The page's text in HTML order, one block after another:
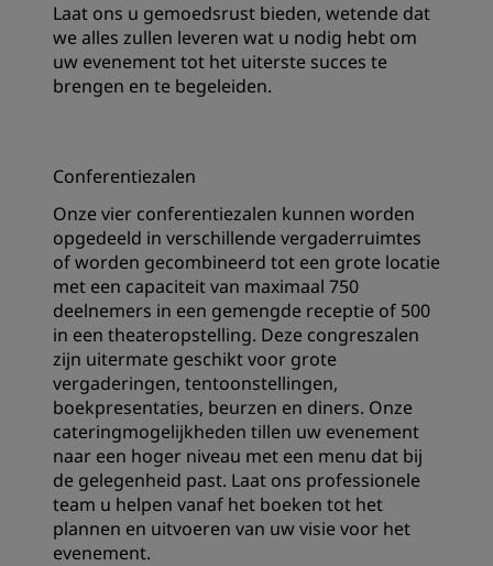
Laat ons u gemoedsrust bieden, wetende dat
we alles zullen leveren wat u nodig hebt om
uw evenement tot het uiterste succes te
brengen en te begeleiden.
Conferentiezalen
Onze vier conferentiezalen kunnen worden
opgedeeld in verschillende vergaderruimtes
of worden gecombineerd tot een grote locatie
met een capaciteit van maximaal 750
deelnemers in een gemengde receptie of 500
in een theateropstelling. Deze congreszalen
zijn uitermate geschikt voor grote
vergaderingen, tentoonstellingen,
boekpresentaties, beurzen en diners. Onze
cateringmogelijkheden tillen uw evenement
naar een hoger niveau met een menu dat bij
de gelegenheid past. Laat ons professionele
team u helpen vanaf het boeken tot het
plannen en uitvoeren van uw visie voor het
evenement.